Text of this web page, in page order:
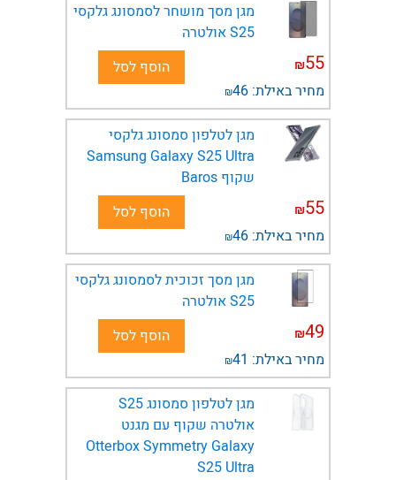
מגן מסך מושחר לסמסונג גלקסי
S25 אולטרה
55
₪
מחיר באילת: 46
₪
הוסף לסל
מגן לטלפון סמסונג גלקסי
Samsung Galaxy S25 Ultra
שקוף Baros
55
₪
מחיר באילת: 46
₪
הוסף לסל
מגן מסך זכוכית לסמסונג גלקסי
S25 אולטרה
49
₪
מחיר באילת: 41
₪
הוסף לסל
מגן לטלפון סמסונג S25
אולטרה שקוף עם מגנט
Otterbox Symmetry Galaxy
S25 Ultra